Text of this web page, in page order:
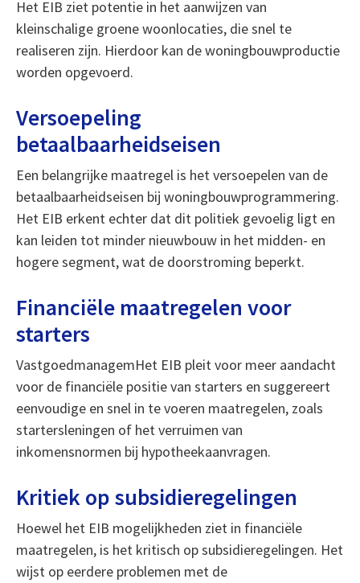
Het EIB ziet potentie in het aanwijzen van
kleinschalige groene woonlocaties, die snel te
realiseren zijn. Hierdoor kan de woningbouwproductie
worden opgevoerd.
Versoepeling
betaalbaarheidseisen
Een belangrijke maatregel is het versoepelen van de
betaalbaarheidseisen bij woningbouwprogrammering.
Het EIB erkent echter dat dit politiek gevoelig ligt en
kan leiden tot minder nieuwbouw in het midden- en
hogere segment, wat de doorstroming beperkt.
Financiële maatregelen voor
starters
VastgoedmanagemHet EIB pleit voor meer aandacht
voor de financiële positie van starters en suggereert
eenvoudige en snel in te voeren maatregelen, zoals
startersleningen of het verruimen van
inkomensnormen bij hypotheekaanvragen.
Kritiek op subsidieregelingen
Hoewel het EIB mogelijkheden ziet in financiële
maatregelen, is het kritisch op subsidieregelingen. Het
wijst op eerdere problemen met de